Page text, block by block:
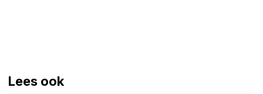
Lees ook